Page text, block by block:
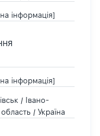
інформація]
інформація]
/ Івано-
/ Україна